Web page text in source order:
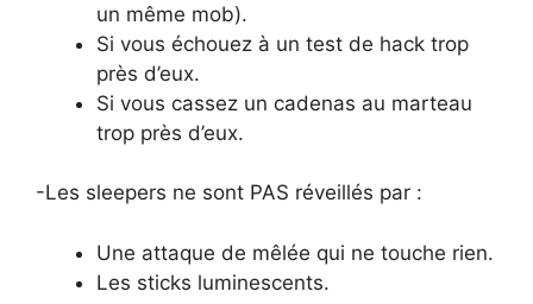
un même mob).
Si vous échouez à un test de hack trop
près d’eux.
Si vous cassez un cadenas au marteau
trop près d’eux.
-Les sleepers ne sont PAS réveillés par :
Une attaque de mêlée qui ne touche rien.
Les sticks luminescents.